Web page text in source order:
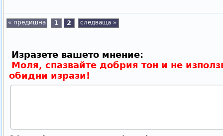
« предишна 1 2 следваща »
Изразете вашето мнение:
Моля, спазвайте добрия тон и не
обидни изрази!